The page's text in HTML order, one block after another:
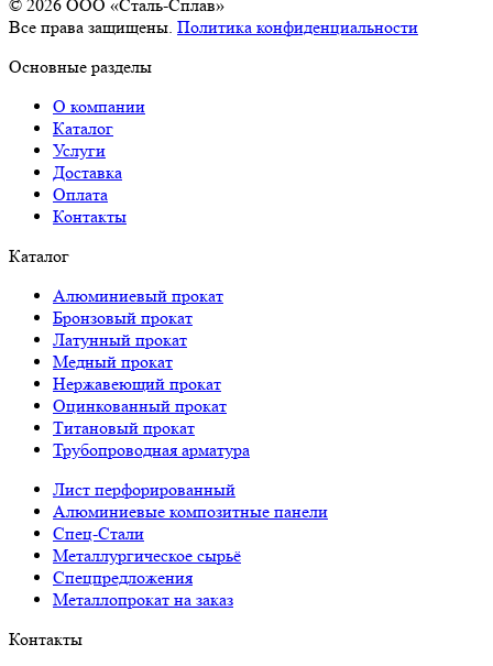
© 2026 OOO «Сталь-Сплав»
Все права защищены. Политика конфиденциальности
Основные разделы
О компании
Каталог
Услуги
Доставка
Оплата
Контакты
Каталог
Алюминиевый прокат
Бронзовый прокат
Латунный прокат
Медный прокат
Нержавеющий прокат
Оцинкованный прокат
Титановый прокат
Трубопроводная арматура
Лист перфорированный
Алюминиевые композитные панели
Спец-Стали
Металлургическое сырьё
Спецпредложения
Металлопрокат на заказ
Контакты